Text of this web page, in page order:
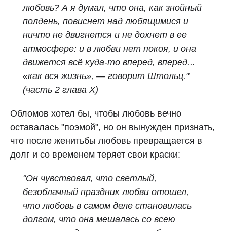
любовь? А я думал, что она, как знойный
полдень, повиснет над любящимися и
ничто не двигнется и не дохнет в ее
атмосфере: и в любви нет покоя, и она
движется всё куда-то вперед, вперед...
«как вся жизнь», — говорит Штольц."
(часть 2 глава X)
Обломов хотел бы, чтобы любовь вечно
оставалась "поэмой", но он вынужден признать,
что после женитьбы любовь превращается в
долг и со временем теряет свои краски:
"Он чувствовал, что светлый,
безоблачный праздник любви отошел,
что любовь в самом деле становилась
долгом, что она мешалась со всею